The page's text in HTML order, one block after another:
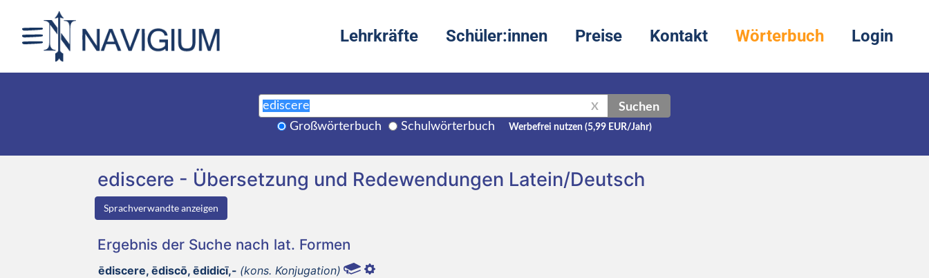
Lehrkräfte Schüler:innen Preise Kontakt Wörterbuch Login
X Suchen
Großwörterbuch Schulwörterbuch Werbefrei nutzen (5,99 EUR/Jahr)
ediscere - Übersetzung und Redewendungen Latein/Deutsch
Sprachverwandte anzeigen
Ergebnis der Suche nach lat. Formen
ēdiscere, ēdiscō, ēdidicī,- (kons. Konjugation)